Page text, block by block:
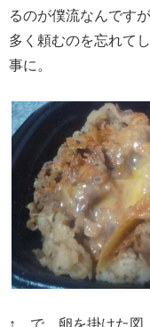
るのが僕流なんです
多く頼むのを忘れて
事に。
↑…で、卵を掛けた